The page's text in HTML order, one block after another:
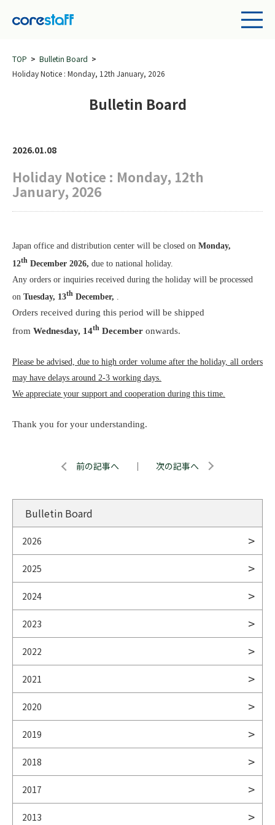
TOP
Bulletin Board
Holiday Notice : Monday, 12th January, 2026
Bulletin Board
2026.01.08
Holiday Notice : Monday, 12th
January, 2026
Japan office and distribution center will be closed on Monday,
12th December 2026, due to national holiday.
Any orders or inquiries received during the holiday will be processed
on Tuesday, 13th December, .
Orders received during this period will be shipped
from Wednesday, 14th December onwards.
Please be advised, due to high order volume after the holiday, all orders
may have delays around 2-3 working days.
We appreciate your support and cooperation during this time.
Thank you for your understanding.
前の記事へ ｜ 次の記事へ
Bulletin Board
2026
2025
2024
2023
2022
2021
2020
2019
2018
2017
2013